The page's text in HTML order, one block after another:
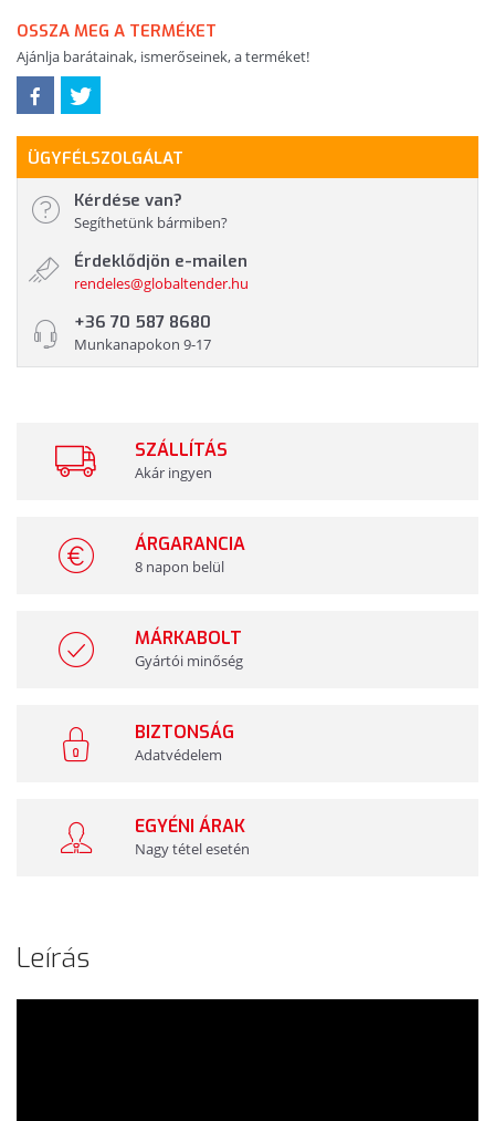
OSSZA MEG A TERMÉKET
Ajánlja barátainak, ismerőseinek, a terméket!
ÜGYFÉLSZOLGÁLAT
Kérdése van?
Segíthetünk bármiben?
Érdeklődjön e-mailen
rendeles@globaltender.hu
+36 70 587 8680
Munkanapokon 9-17
SZÁLLÍTÁS
Akár ingyen
ÁRGARANCIA
8 napon belül
MÁRKABOLT
Gyártói minőség
BIZTONSÁG
Adatvédelem
EGYÉNI ÁRAK
Nagy tétel esetén
Leírás